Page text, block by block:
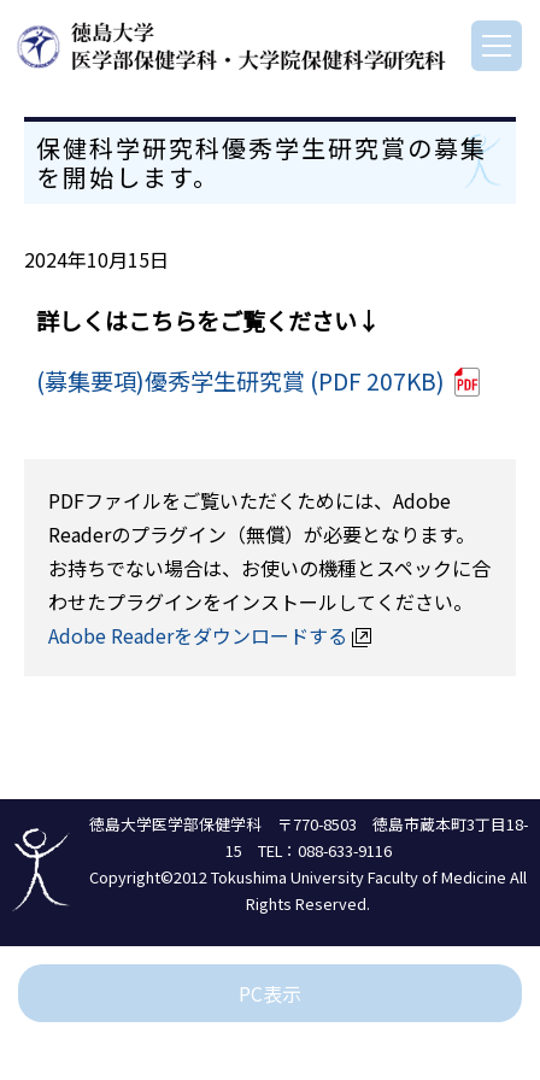
保健科学研究科優秀学生研究賞の募集
を開始します。
2024年10月15日
詳しくはこちらをご覧ください↓
(募集要項)優秀学生研究賞 (PDF 207KB)
PDFファイルをご覧いただくためには、Adobe
Readerのプラグイン（無償）が必要となります。
お持ちでない場合は、お使いの機種とスペックに合
わせたプラグインをインストールしてください。
Adobe Readerをダウンロードする
徳島大学医学部保健学科 〒770-8503 徳島市蔵本町3丁目18-
15 TEL：088-633-9116
Copyright©2012 Tokushima University Faculty of Medicine All
Rights Reserved.
PC表示